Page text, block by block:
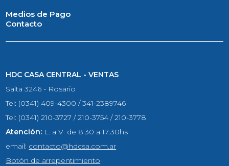
Medios de Pago
Contacto
HDC CASA CENTRAL - VENTAS
Salta 3246 - Rosario
Tel: (0341) 409-4300 / 341-2389746
Tel: (0341) 210-3727 / 210-3754 / 210-3778
Atención: L. a V. de 8:30 a 17:30hs
email: contacto@hdcsa.com.ar
Botón de arrepentimiento